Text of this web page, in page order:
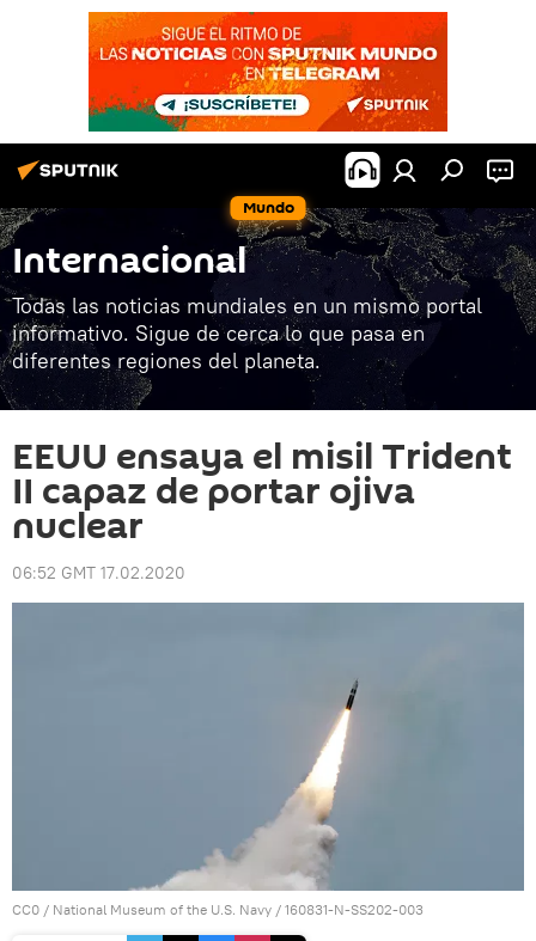
Mundo
Internacional
Todas las noticias mundiales en un mismo portal
informativo. Sigue de cerca lo que pasa en
diferentes regiones del planeta.
EEUU ensaya el misil Trident
II capaz de portar ojiva
nuclear
06:52 GMT 17.02.2020
CC0 / National Museum of the U.S. Navy / 160831-N-SS202-003